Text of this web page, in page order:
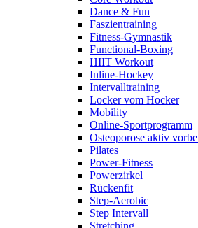
Dance & Fun
Faszientraining
Fitness-Gymnastik
Functional-Boxing
HIIT Workout
Inline-Hockey
Intervalltraining
Locker vom Hocker
Mobility
Online-Sportprogramm
Osteoporose aktiv
Pilates
Power-Fitness
Powerzirkel
Rückenfit
Step-Aerobic
Step Intervall